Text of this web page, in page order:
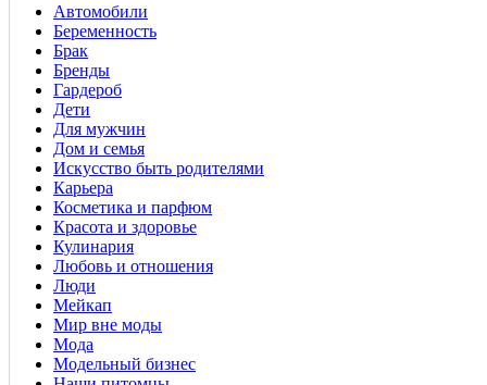
Автомобили
Беременность
Брак
Бренды
Гардероб
Дети
Для мужчин
Дом и семья
Искусство быть родителями
Карьера
Косметика и парфюм
Красота и здоровье
Кулинария
Любовь и отношения
Люди
Мейкап
Мир вне моды
Мода
Модельный бизнес